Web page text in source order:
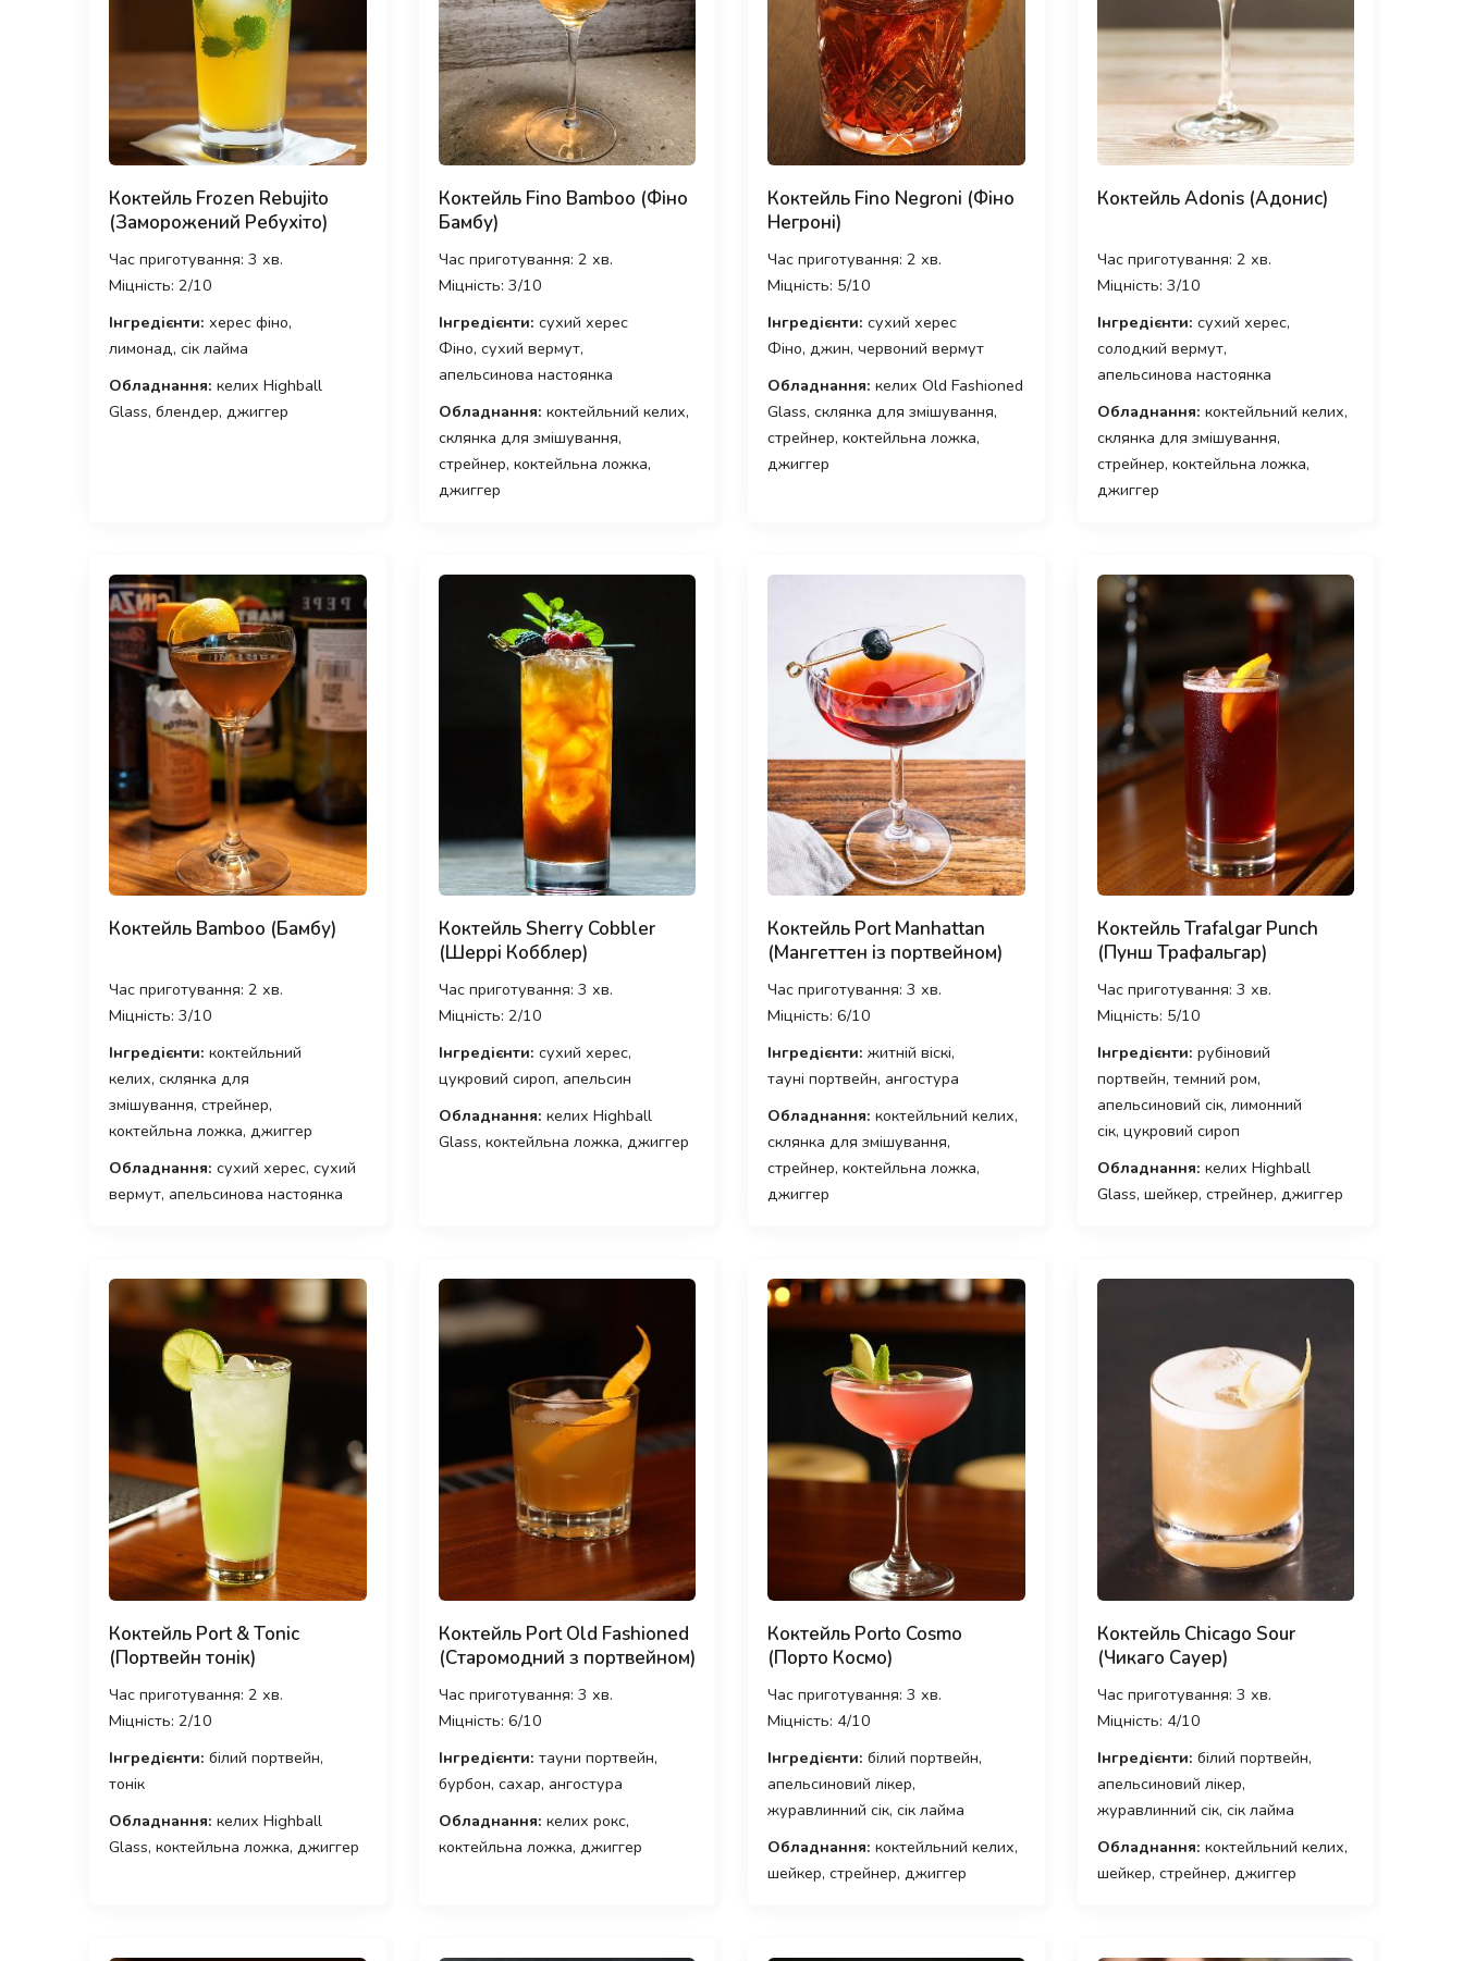
Коктейль Frozen Rebujito
(Заморожений Ребухіто)
Час приготування: 3 хв.
Міцність: 2/10
Інгредієнти: херес фіно,
лимонад, сік лайма
Обладнання: келих Highball
Glass, блендер, джиггер
Коктейль Fino Bamboo (Фіно
Бамбу)
Час приготування: 2 хв.
Міцність: 3/10
Інгредієнти: сухий херес
Фіно, сухий вермут,
апельсинова настоянка
Обладнання: коктейльний келих,
склянка для змішування,
стрейнер, коктейльна ложка,
джиггер
Коктейль Fino Negroni (Фіно
Негроні)
Час приготування: 2 хв.
Міцність: 5/10
Інгредієнти: сухий херес
Фіно, джин, червоний вермут
Обладнання: келих Old Fashioned
Glass, склянка для змішування,
стрейнер, коктейльна ложка,
джиггер
Коктейль Adonis (Адонис)
Час приготування: 2 хв.
Міцність: 3/10
Інгредієнти: сухий херес,
солодкий вермут,
апельсинова настоянка
Обладнання: коктейльний келих,
склянка для змішування,
стрейнер, коктейльна ложка,
джиггер
Коктейль Bamboo (Бамбу)
Час приготування: 2 хв.
Міцність: 3/10
Інгредієнти: коктейльний
келих, склянка для
змішування, стрейнер,
коктейльна ложка, джиггер
Обладнання: сухий херес, сухий
вермут, апельсинова настоянка
Коктейль Sherry Cobbler
(Шеррі Кобблер)
Час приготування: 3 хв.
Міцність: 2/10
Інгредієнти: сухий херес,
цукровий сироп, апельсин
Обладнання: келих Highball
Glass, коктейльна ложка, джиггер
Коктейль Port Manhattan
(Мангеттен із портвейном)
Час приготування: 3 хв.
Міцність: 6/10
Інгредієнти: житній віскі,
тауні портвейн, ангостура
Обладнання: коктейльний келих,
склянка для змішування,
стрейнер, коктейльна ложка,
джиггер
Коктейль Trafalgar Punch
(Пунш Трафальгар)
Час приготування: 3 хв.
Міцність: 5/10
Інгредієнти: рубіновий
портвейн, темний ром,
апельсиновий сік, лимонний
сік, цукровий сироп
Обладнання: келих Highball
Glass, шейкер, стрейнер, джиггер
Коктейль Port & Tonic
(Портвейн тонік)
Час приготування: 2 хв.
Міцність: 2/10
Інгредієнти: білий портвейн,
тонік
Обладнання: келих Highball
Glass, коктейльна ложка, джиггер
Коктейль Port Old Fashioned
(Старомодний з портвейном)
Час приготування: 3 хв.
Міцність: 6/10
Інгредієнти: тауни портвейн,
бурбон, сахар, ангостура
Обладнання: келих рокс,
коктейльна ложка, джиггер
Коктейль Porto Cosmo
(Порто Космо)
Час приготування: 3 хв.
Міцність: 4/10
Інгредієнти: білий портвейн,
апельсиновий лікер,
журавлинний сік, сік лайма
Обладнання: коктейльний келих,
шейкер, стрейнер, джиггер
Коктейль Chicago Sour
(Чикаго Сауер)
Час приготування: 3 хв.
Міцність: 4/10
Інгредієнти: білий портвейн,
апельсиновий лікер,
журавлинний сік, сік лайма
Обладнання: коктейльний келих,
шейкер, стрейнер, джиггер